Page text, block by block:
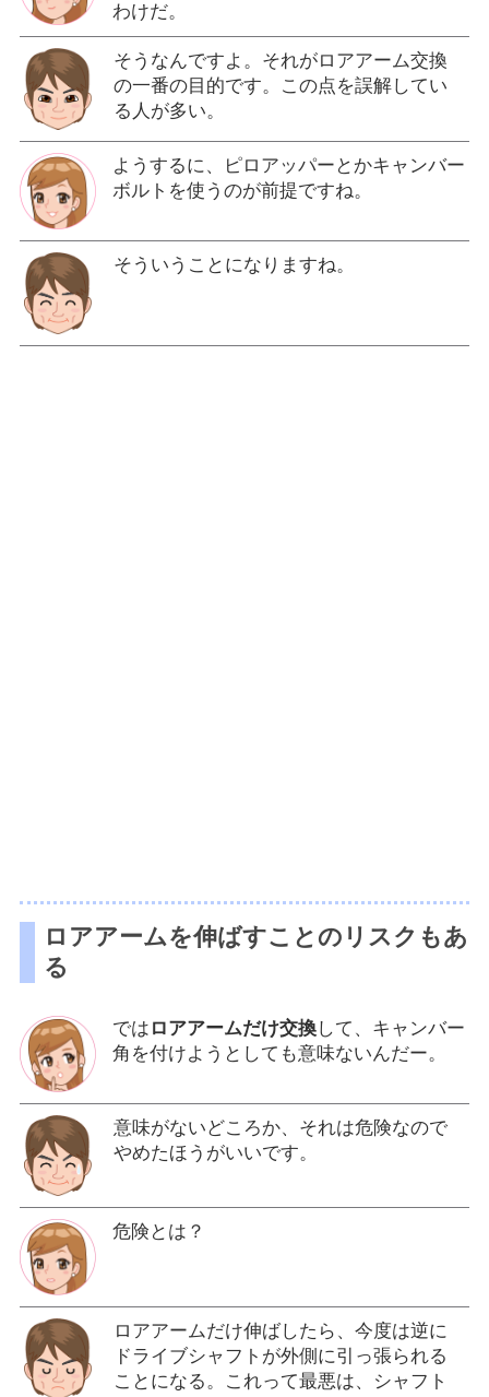
わけだ。
そうなんですよ。それがロアアーム交換
の一番の目的です。この点を誤解してい
る人が多い。
ようするに、ピロアッパーとかキャンバー
ボルトを使うのが前提ですね。
そういうことになりますね。
ロアアームを伸ばすことのリスクもあ
る
では ロアアームだけ交換して、キャンバー
角を付けようとしても意味ないんだー。
意味がないどころか、それは危険なので
やめたほうがいいです。
危険とは？
ロアアームだけ伸ばしたら、今度は逆に
ドライブシャフトが外側に引っ張られる
ことになる。これって最悪は、シャフト